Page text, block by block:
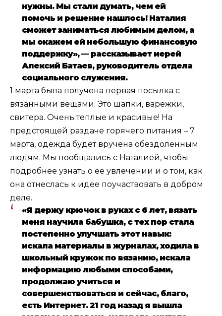
нужны. Мы стали думать, чем ей
помочь и решение нашлось! Наталия
сможет заниматься любимым делом, а
мы окажем ей небольшую финансовую
поддержку», — рассказывает иерей
Алексий Батаев, руководитель отдела
социального служения.
1 марта была получена первая посылка с
вязанными вещами. Это шапки, варежки,
свитера. Очень теплые и красивые! На
предстоящей раздаче горячего питания – 7
марта, одежда будет вручена обездоленным
людям. Мы пообщались с Наталией, чтобы
подробнее узнать о ее увлечении и о том, как
она отнеслась к идее поучаствовать в добром
деле.
«Я держу крючок в руках с 6 лет, вязать
меня научила бабушка, с тех пор стала
постепенно улучшать этот навык:
искала материалы в журналах, ходила в
школьный кружок по вязанию, искала
информацию любыми способами,
продолжаю учиться и
совершенствоваться и сейчас, благо,
есть Интернет. 21 год назад я вышла